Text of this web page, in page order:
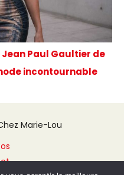
Paul Gaultier de
incontournable
Marie-Lou